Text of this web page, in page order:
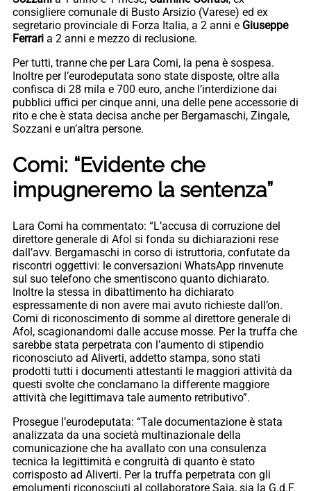
consigliere comunale di Busto Arsizio (Varese) ed ex
segretario provinciale di Forza Italia, a 2 anni e Giuseppe
Ferrari a 2 anni e mezzo di reclusione.
Per tutti, tranne che per Lara Comi, la pena è sospesa.
Inoltre per l’eurodeputata sono state disposte, oltre alla
confisca di 28 mila e 700 euro, anche l’interdizione dai
pubblici uffici per cinque anni, una delle pene accessorie di
rito e che è stata decisa anche per Bergamaschi, Zingale,
Sozzani e un’altra persone.
Comi: “Evidente che
impugneremo la sentenza”
Lara Comi ha commentato: “L’accusa di corruzione del
direttore generale di Afol si fonda su dichiarazioni rese
dall’avv. Bergamaschi in corso di istruttoria, confutate da
riscontri oggettivi: le conversazioni WhatsApp rinvenute
sul suo telefono che smentiscono quanto dichiarato.
Inoltre la stessa in dibattimento ha dichiarato
espressamente di non avere mai avuto richieste dall’on.
Comi di riconoscimento di somme al direttore generale di
Afol, scagionandomi dalle accuse mosse. Per la truffa che
sarebbe stata perpetrata con l’aumento di stipendio
riconosciuto ad Aliverti, addetto stampa, sono stati
prodotti tutti i documenti attestanti le maggiori attività da
questi svolte che conclamano la differente maggiore
attività che legittimava tale aumento retributivo”.
Prosegue l’eurodeputata: “Tale documentazione è stata
analizzata da una società multinazionale della
comunicazione che ha avallato con una consulenza
tecnica la legittimità e congruità di quanto è stato
corrisposto ad Aliverti. Per la truffa perpetrata con gli
emolumenti riconosciuti al collaboratore Saia, sia la G.d.F.